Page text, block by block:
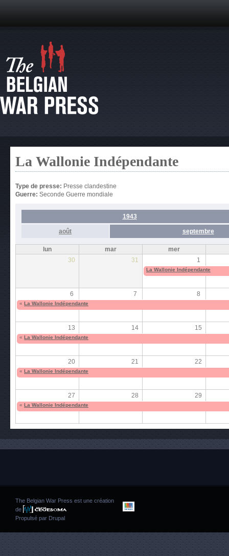
La Wallonie Indépendante
Type de presse: Presse clandestine
Guerre: Seconde Guerre mondiale
1943
août septembre
lun mar
mer
30
31 1
La Wallonie Indépendante
6 7 8
« La Wallonie Indépendante
13 14 15
« La Wallonie Indépendante
20 21 22
« La Wallonie Indépendante
27 28 29
« La Wallonie Indépendante
The Belgian War Press est une création
de
Propulsé par Drupal